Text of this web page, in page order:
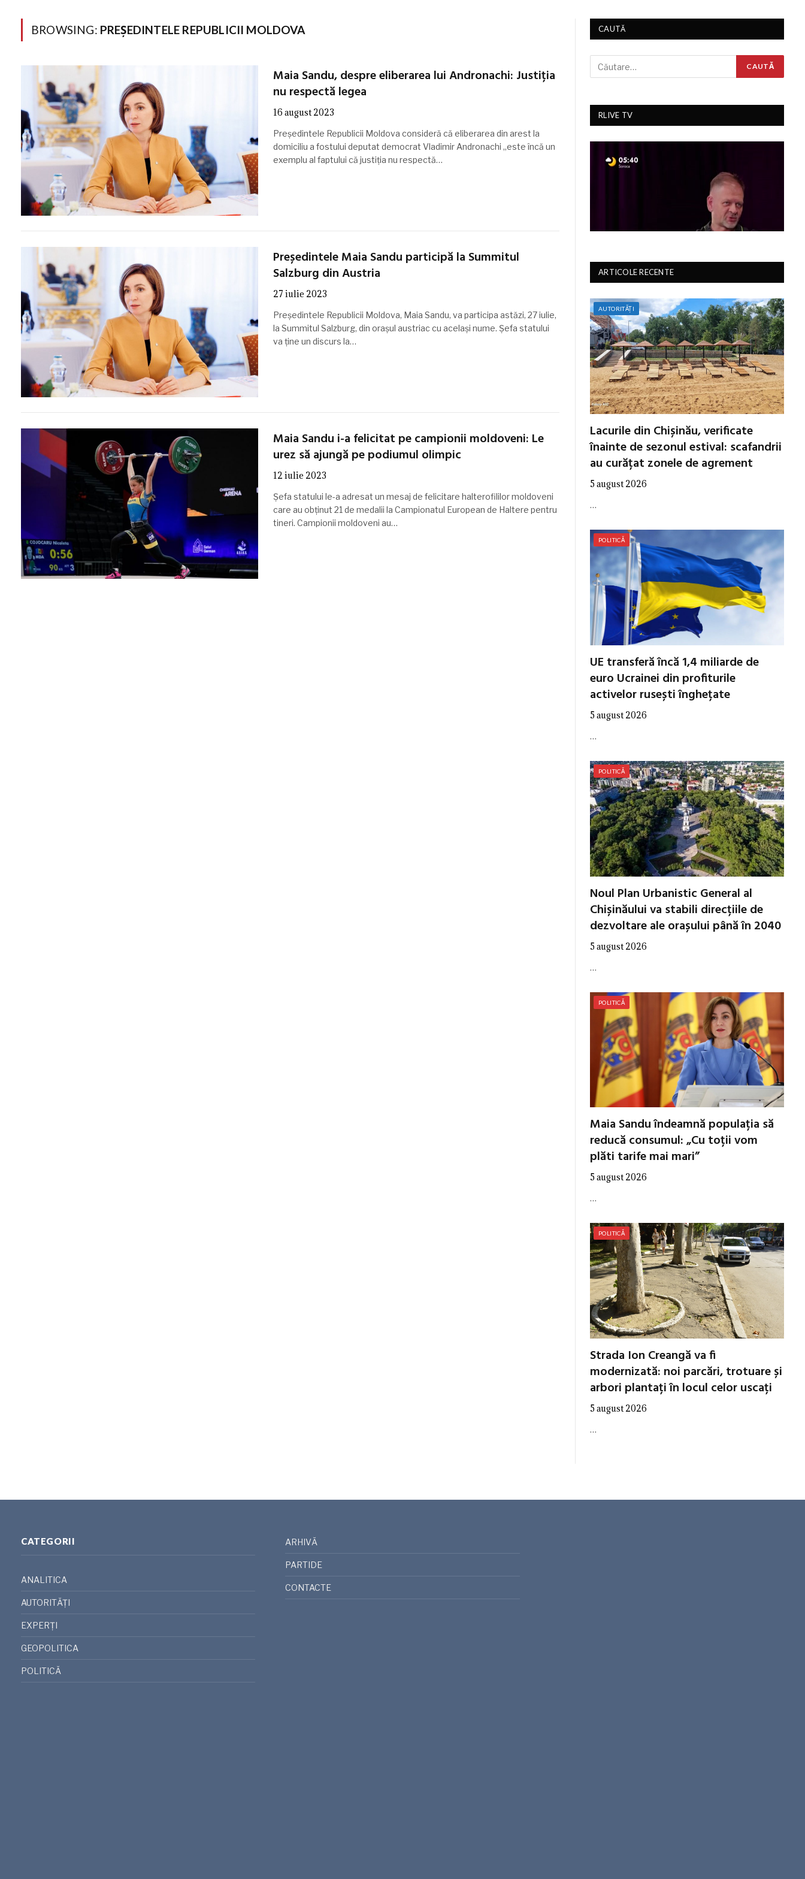
BROWSING: PREȘEDINTELE REPUBLICII MOLDOVA
Maia Sandu, despre eliberarea lui Andronachi: Justiția
nu respectă legea
16 august 2023
Președintele Republicii Moldova consideră că eliberarea din arest la
domiciliu a fostului deputat democrat Vladimir Andronachi „este încă un
exemplu al faptului că justiția nu respectă…
Președintele Maia Sandu participă la Summitul
Salzburg din Austria
27 iulie 2023
Președintele Republicii Moldova, Maia Sandu, va participa astăzi, 27 iulie,
la Summitul Salzburg, din orașul austriac cu același nume. Șefa statului
va ține un discurs la…
Maia Sandu i-a felicitat pe campionii moldoveni: Le
urez să ajungă pe podiumul olimpic
12 iulie 2023
Șefa statului le-a adresat un mesaj de felicitare halterofililor moldoveni
care au obținut 21 de medalii la Campionatul European de Haltere pentru
tineri. Campionii moldoveni au…
CAUTĂ
RLIVE TV
ARTICOLE RECENTE
AUTORITĂȚI
Lacurile din Chișinău, verificate
înainte de sezonul estival: scafandrii
au curățat zonele de agrement
5 august 2026
…
POLITICĂ
UE transferă încă 1,4 miliarde de
euro Ucrainei din profiturile
activelor rusești înghețate
5 august 2026
…
POLITICĂ
Noul Plan Urbanistic General al
Chișinăului va stabili direcțiile de
dezvoltare ale orașului până în 2040
5 august 2026
…
POLITICĂ
Maia Sandu îndeamnă populația să
reducă consumul: „Cu toții vom
plăti tarife mai mari”
5 august 2026
…
POLITICĂ
Strada Ion Creangă va fi
modernizată: noi parcări, trotuare și
arbori plantați în locul celor uscați
5 august 2026
…
CATEGORII
ANALITICA
AUTORITĂȚI
EXPERȚI
GEOPOLITICA
POLITICĂ
ARHIVĂ
PARTIDE
CONTACTE